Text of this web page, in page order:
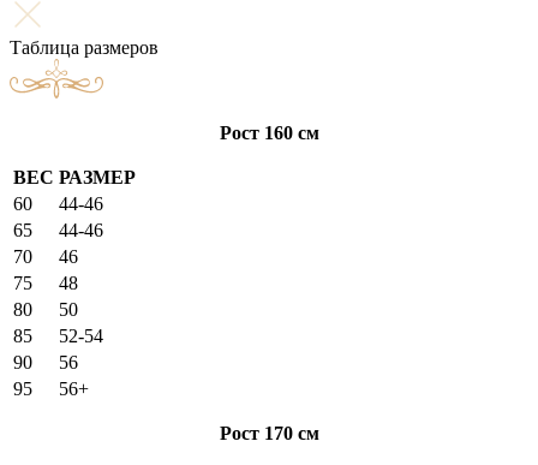
Таблица размеров
Рост 160 см
ВЕС РАЗМЕР
60
44-46
65
44-46
70
46
75
48
80
50
85
52-54
90
56
95
56+
Рост 170 см